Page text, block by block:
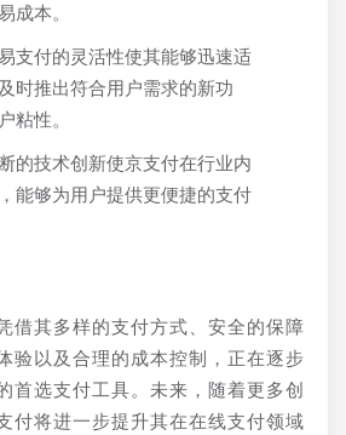
成本。
易支付的灵活性使其能够迅速适
时推出符合用户需求的新功
粘性。
的技术创新使京支付在行业内
能够为用户提供更便捷的支付
借其多样的支付方式、安全的保障
验以及合理的成本控制，正在逐步
首选支付工具。未来，随着更多创
付将进一步提升其在在线支付领域